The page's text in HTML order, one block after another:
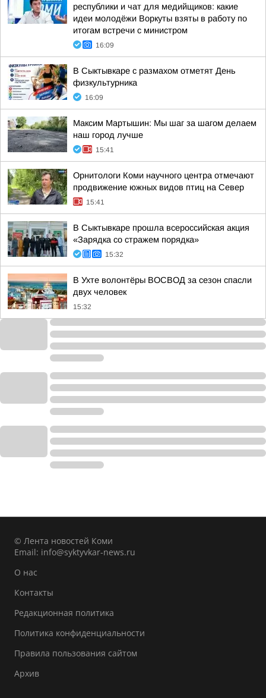
республики и чат для медийщиков: какие
идеи молодёжи Воркуты взяты в работу по
итогам встречи с министром
16:09
В Сыктывкаре с размахом отметят День
физкультурника
16:09
Максим Мартышин: Мы шаг за шагом делаем
наш город лучше
15:41
Орнитологи Коми научного центра отмечают
продвижение южных видов птиц на Север
15:41
В Сыктывкаре прошла всероссийская акция
«Зарядка со стражем порядка»
15:32
В Ухте волонтёры ВОСВОД за сезон спасли
двух человек
15:32
© Лента новостей Коми
Email: info@syktyvkar-news.ru
О нас
Контакты
Редакционная политика
Политика конфиденциальности
Правила пользования сайтом
Архив